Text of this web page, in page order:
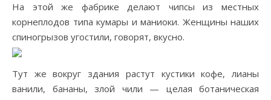
На этой же фабрике делают чипсы из местных
корнеплодов типа кумары и маниоки. Женщины наших
спиногрызов угостили, говорят, вкусно.
Тут же вокруг здания растут кустики кофе, лианы
ванили, бананы, злой чили — целая ботаническая